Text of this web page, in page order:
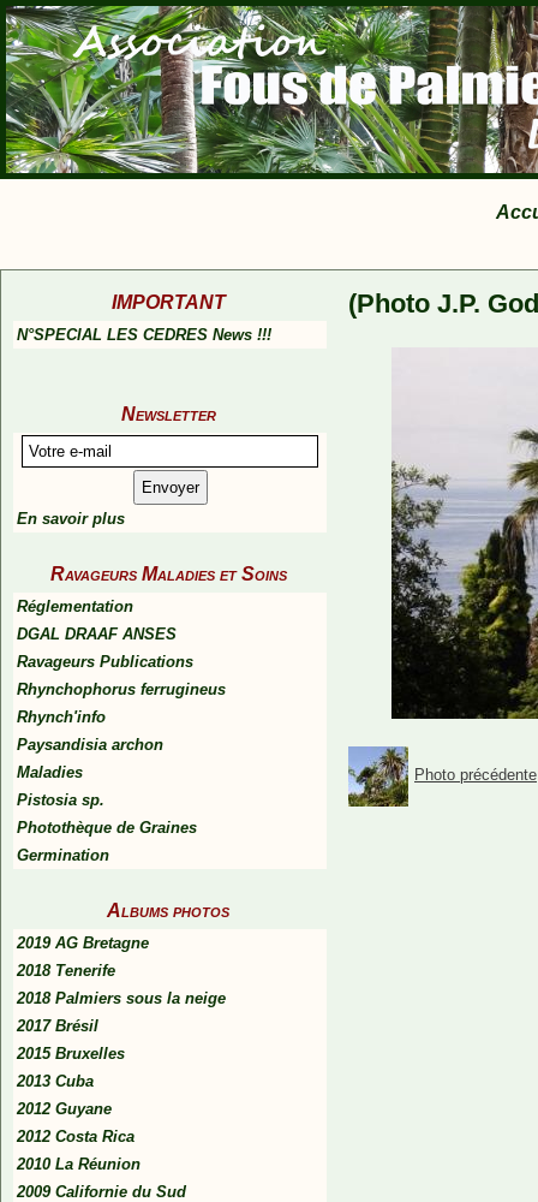
IMPORTANT
N°SPECIAL LES CEDRES News !!!
Newsletter
En savoir plus
Ravageurs Maladies et Soins
Réglementation
DGAL DRAAF ANSES
Ravageurs Publications
Rhynchophorus ferrugineus
Rhynch'info
Paysandisia archon
Maladies
Pistosia sp.
Photothèque de Graines
Germination
Albums photos
2019 AG Bretagne
2018 Tenerife
2018 Palmiers sous la neige
2017 Brésil
2015 Bruxelles
2013 Cuba
2012 Guyane
2012 Costa Rica
2010 La Réunion
2009 Californie du Sud
(Photo J.P.
Photo précédente